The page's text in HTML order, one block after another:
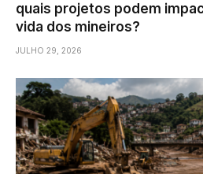
quais projetos podem
vida dos mineiros?
JULHO 29, 2026